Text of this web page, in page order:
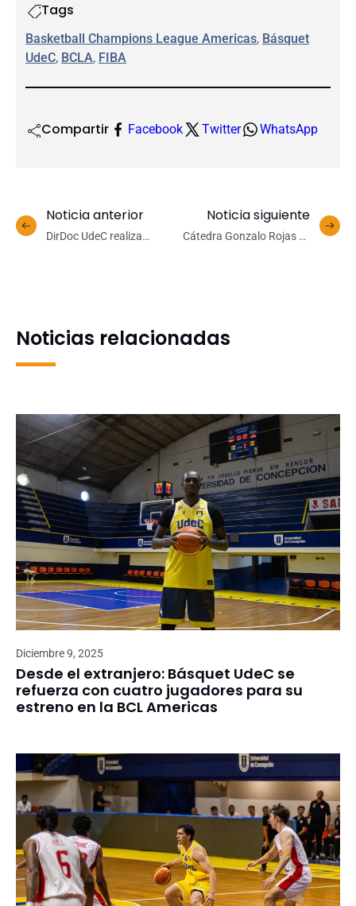
Tags
Basketball Champions League Americas, Básquet
UdeC, BCLA, FIBA
Compartir Facebook Twitter WhatsApp
Noticia anterior
DirDoc UdeC realiza
Noticia siguiente
Cátedra Gonzalo Rojas se
Noticias relacionadas
Diciembre 9, 2025
Desde el extranjero: Básquet UdeC se
refuerza con cuatro jugadores para su
estreno en la BCL Americas